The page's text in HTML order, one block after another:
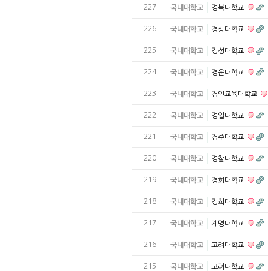
227 국내대학교 경북대학교
226 국내대학교 경상대학교
225 국내대학교 경성대학교
224 국내대학교 경운대학교
223 국내대학교 경인교육대학교
222 국내대학교 경일대학교
221 국내대학교 경주대학교
220 국내대학교 경찰대학교
219 국내대학교 경희대학교
218 국내대학교 경희대학교
217 국내대학교 계명대학교
216 국내대학교 고려대학교
215 국내대학교 고려대학교